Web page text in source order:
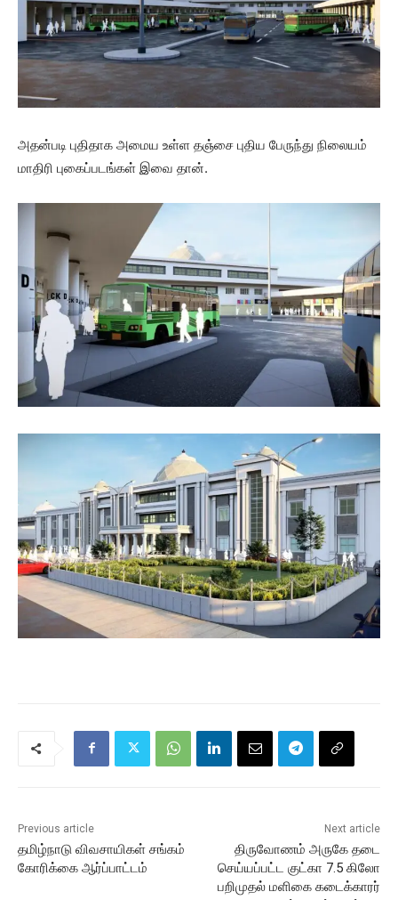
அதன்படி புதிதாக அமைய உள்ள தஞ்சை புதிய பேருந்து நிலையம்
மாதிரி புகைப்படங்கள் இவை தான்.
Previous article
தமிழ்நாடு விவசாயிகள் சங்கம்
கோரிக்கை ஆர்ப்பாட்டம்
Next article
திருவோணம் அருகே தடை
செய்யப்பட்ட குட்கா 7.5 கிலோ
பறிமுதல் மளிகை கடைக்காரர்